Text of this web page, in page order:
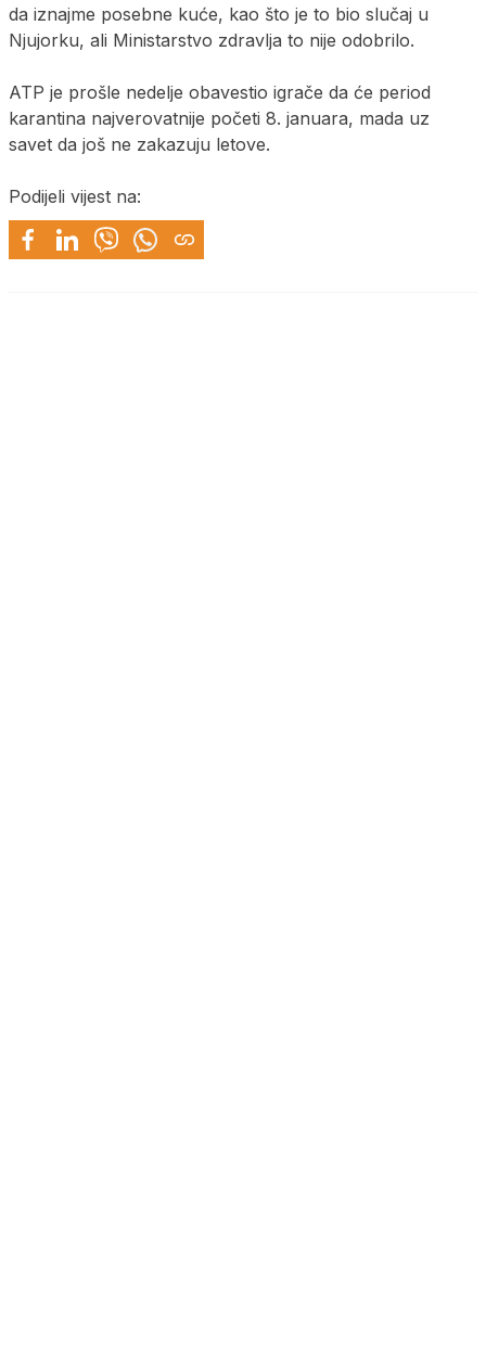
da iznajme posebne kuće, kao što je to bio slučaj u
Njujorku, ali Ministarstvo zdravlja to nije odobrilo.
ATP je prošle nedelje obavestio igrače da će period
karantina najverovatnije početi 8. januara, mada uz
savet da još ne zakazuju letove.
Podijeli vijest na: